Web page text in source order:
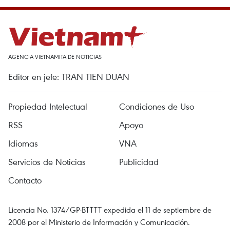
AGENCIA VIETNAMITA DE NOTICIAS
Editor en jefe: TRAN TIEN DUAN
Propiedad Intelectual
Condiciones de Uso
RSS
Apoyo
Idiomas
VNA
Servicios de Noticias
Publicidad
Contacto
Licencia No. 1374/GP-BTTTT expedida el 11 de septiembre de
2008 por el Ministerio de Información y Comunicación.